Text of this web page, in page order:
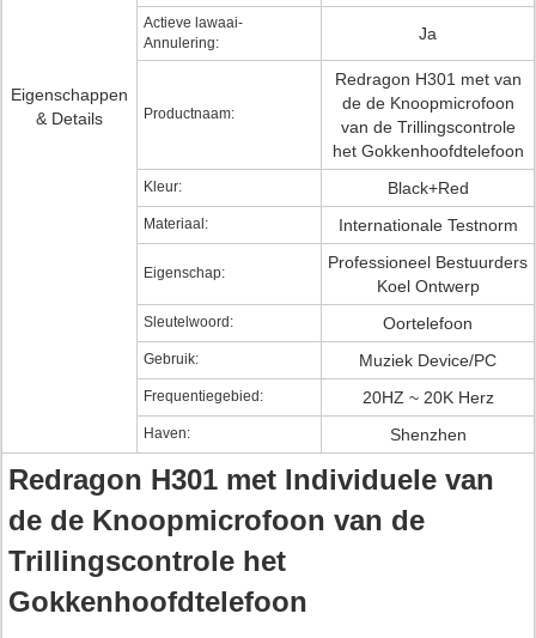
Eigenschappen
& Details
Actieve lawaai-
Annulering:
Ja
Productnaam:
Redragon H301 met van
de de Knoopmicrofoon
van de Trillingscontrole
het Gokkenhoofdtelefoon
Kleur: Black+Red
Materiaal: Internationale Testnorm
Eigenschap:
Professioneel Bestuurders
Koel Ontwerp
Sleutelwoord: Oortelefoon
Gebruik: Muziek Device/PC
Frequentiegebied: 20HZ ~ 20K Herz
Haven: Shenzhen
Redragon H301 met Individuele van
de de Knoopmicrofoon van de
Trillingscontrole het
Gokkenhoofdtelefoon